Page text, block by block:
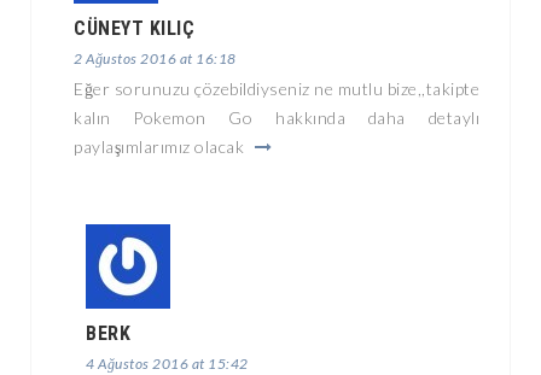
CÜNEYT KILIÇ
2 Ağustos 2016 at 16:18
Eğer sorunuzu çözebildiyseniz ne mutlu bize,,takipte
kalın Pokemon Go hakkında daha detaylı
paylaşımlarımız olacak
BERK
4 Ağustos 2016 at 15:42